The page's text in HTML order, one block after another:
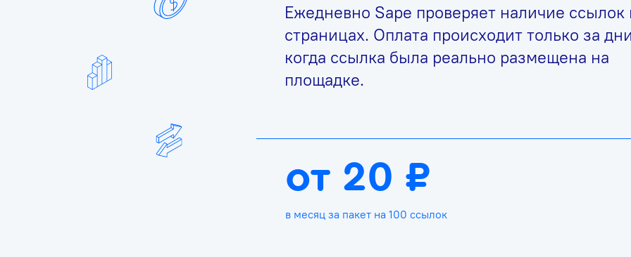
Ежедневно Sape проверяет наличие ссылок
страницах. Оплата происходит только за
когда ссылка была реально размещена на
площадке.
от 20 ₽
в месяц за пакет на 100 ссылок